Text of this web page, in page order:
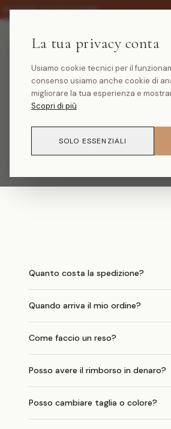
TUTTA LA COLLEZIONE ·
Quanto costa la spedizione?
Quando arriva il mio ordine?
Come faccio un reso?
Posso avere il rimborso in denaro?
Posso cambiare taglia o colore?
La tua privacy conta
Usiamo cookie tecnici per il
consenso usiamo anche cookie di
migliorare la tua esperienza e
Scopri di più
SOLO ESSENZIALI